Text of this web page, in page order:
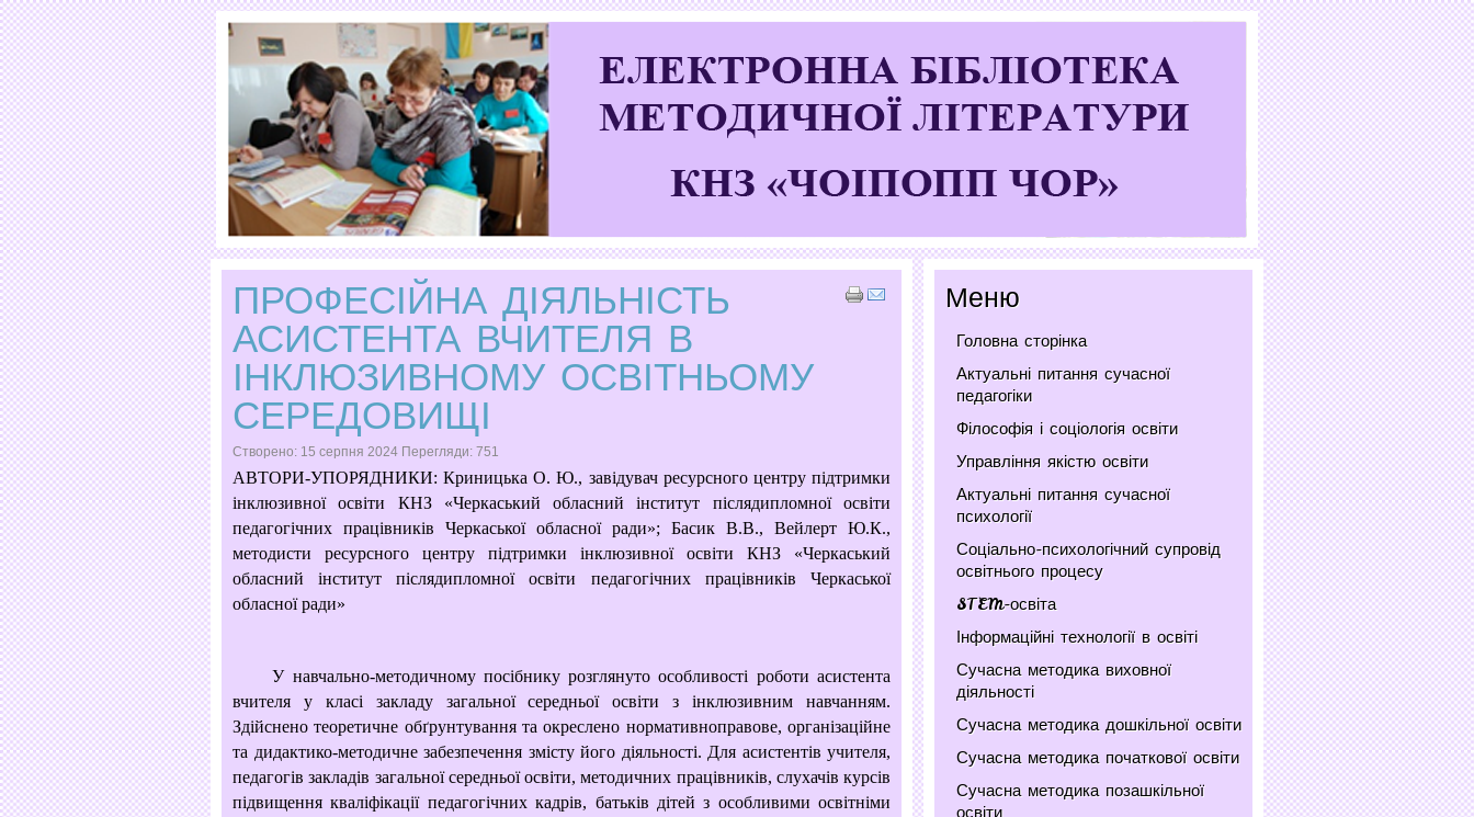
ПРОФЕСІЙНА ДІЯЛЬНІСТЬ
АСИСТЕНТА ВЧИТЕЛЯ В
ІНКЛЮЗИВНОМУ ОСВІТНЬОМУ
СЕРЕДОВИЩІ
Створено: 15 серпня 2024 Перегляди: 751
АВТОРИ-УПОРЯДНИКИ: Криницька О. Ю., завідувач ресурсного центру підтримки
інклюзивної освіти КНЗ «Черкаський обласний інститут післядипломної освіти
педагогічних працівників Черкаської обласної ради»; Басик В.В., Вейлерт Ю.К.,
методисти ресурсного центру підтримки інклюзивної освіти КНЗ «Черкаський
обласний інститут післядипломної освіти педагогічних працівників Черкаської
обласної ради»
У навчально-методичному посібнику розглянуто особливості роботи асистента
вчителя у класі закладу загальної середньої освіти з інклюзивним навчанням.
Здійснено теоретичне обґрунтування та окреслено нормативноправове, організаційне
та дидактико-методичне забезпечення змісту його діяльності. Для асистентів учителя,
педагогів закладів загальної середньої освіти, методичних працівників, слухачів курсів
підвищення кваліфікації педагогічних кадрів, батьків дітей з особливими освітніми
Меню
Головна сторінка
Актуальні питання сучасної
педагогіки
Філософія і соціологія освіти
Управління якістю освіти
Актуальні питання сучасної
психології
Соціально-психологічний супровід
освітнього процесу
STEM-освіта
Інформаційні технології в освіті
Сучасна методика виховної
діяльності
Сучасна методика дошкільної освіти
Сучасна методика початкової освіти
Сучасна методика позашкільної
освіти